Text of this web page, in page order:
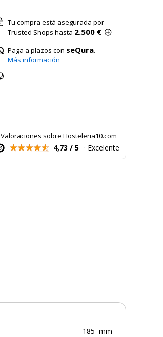
Tu compra está asegurada por
Trusted Shops hasta 2.500 €
Paga a plazos con seQura.
Más información
Valoraciones sobre Hosteleria10.com
4,73 / 5 · Excelente
185 mm